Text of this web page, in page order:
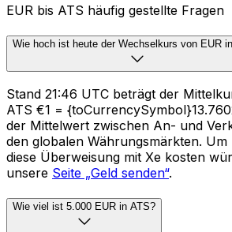
EUR bis ATS häufig gestellte Fragen
Wie hoch ist heute der Wechselkurs von EUR
Stand 21:46 UTC beträgt der
ATS €1 =
der Mittelwert zwischen An- und
den globalen Währungsmärkten.
diese Überweisung mit Xe kosten
unsere Seite „Geld senden“.
Wie viel ist 5.000 EUR in ATS?